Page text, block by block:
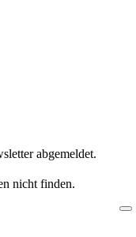
abgemeldet.
nicht finden.